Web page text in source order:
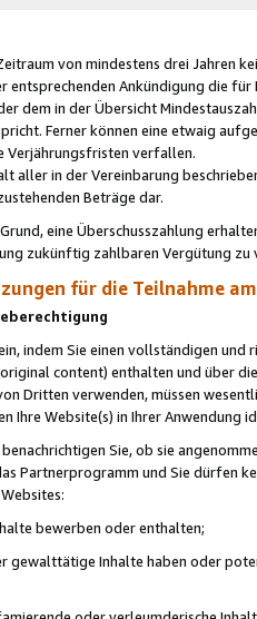
von mindestens drei Jahren
entsprechenden Ankündigung die
dem in der Übersicht
Ferner können eine etwaig
Verjährungsfristen verfallen.
aller in der Vereinbarung
Beträge dar.
eine Überschusszahlung
zukünftig zahlbaren Vergütung zu
für die Teilnahme
indem Sie einen vollständigen
content) enthalten und über
Dritten verwenden, müssen
Ihre Website(s) in Ihrer Anwendung
Sie, ob sie
Partnerprogramm und Sie dürfen
bewerben oder enthalten;
gewalttätige Inhalte haben oder